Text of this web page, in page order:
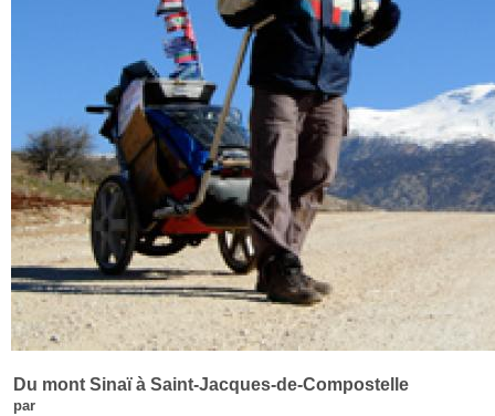
Du mont Sinaï à Saint-Jacques-de-Compostelle
par